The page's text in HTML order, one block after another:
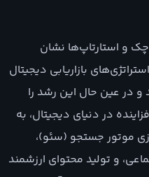
و استارتاپ‌ها نشان
بازاریابی دیجیتال
در عین حال این رشد را
در دنیای دیجیتال، به
موتور جستجو (سئو)،
و تولید محتوای ارزشمند